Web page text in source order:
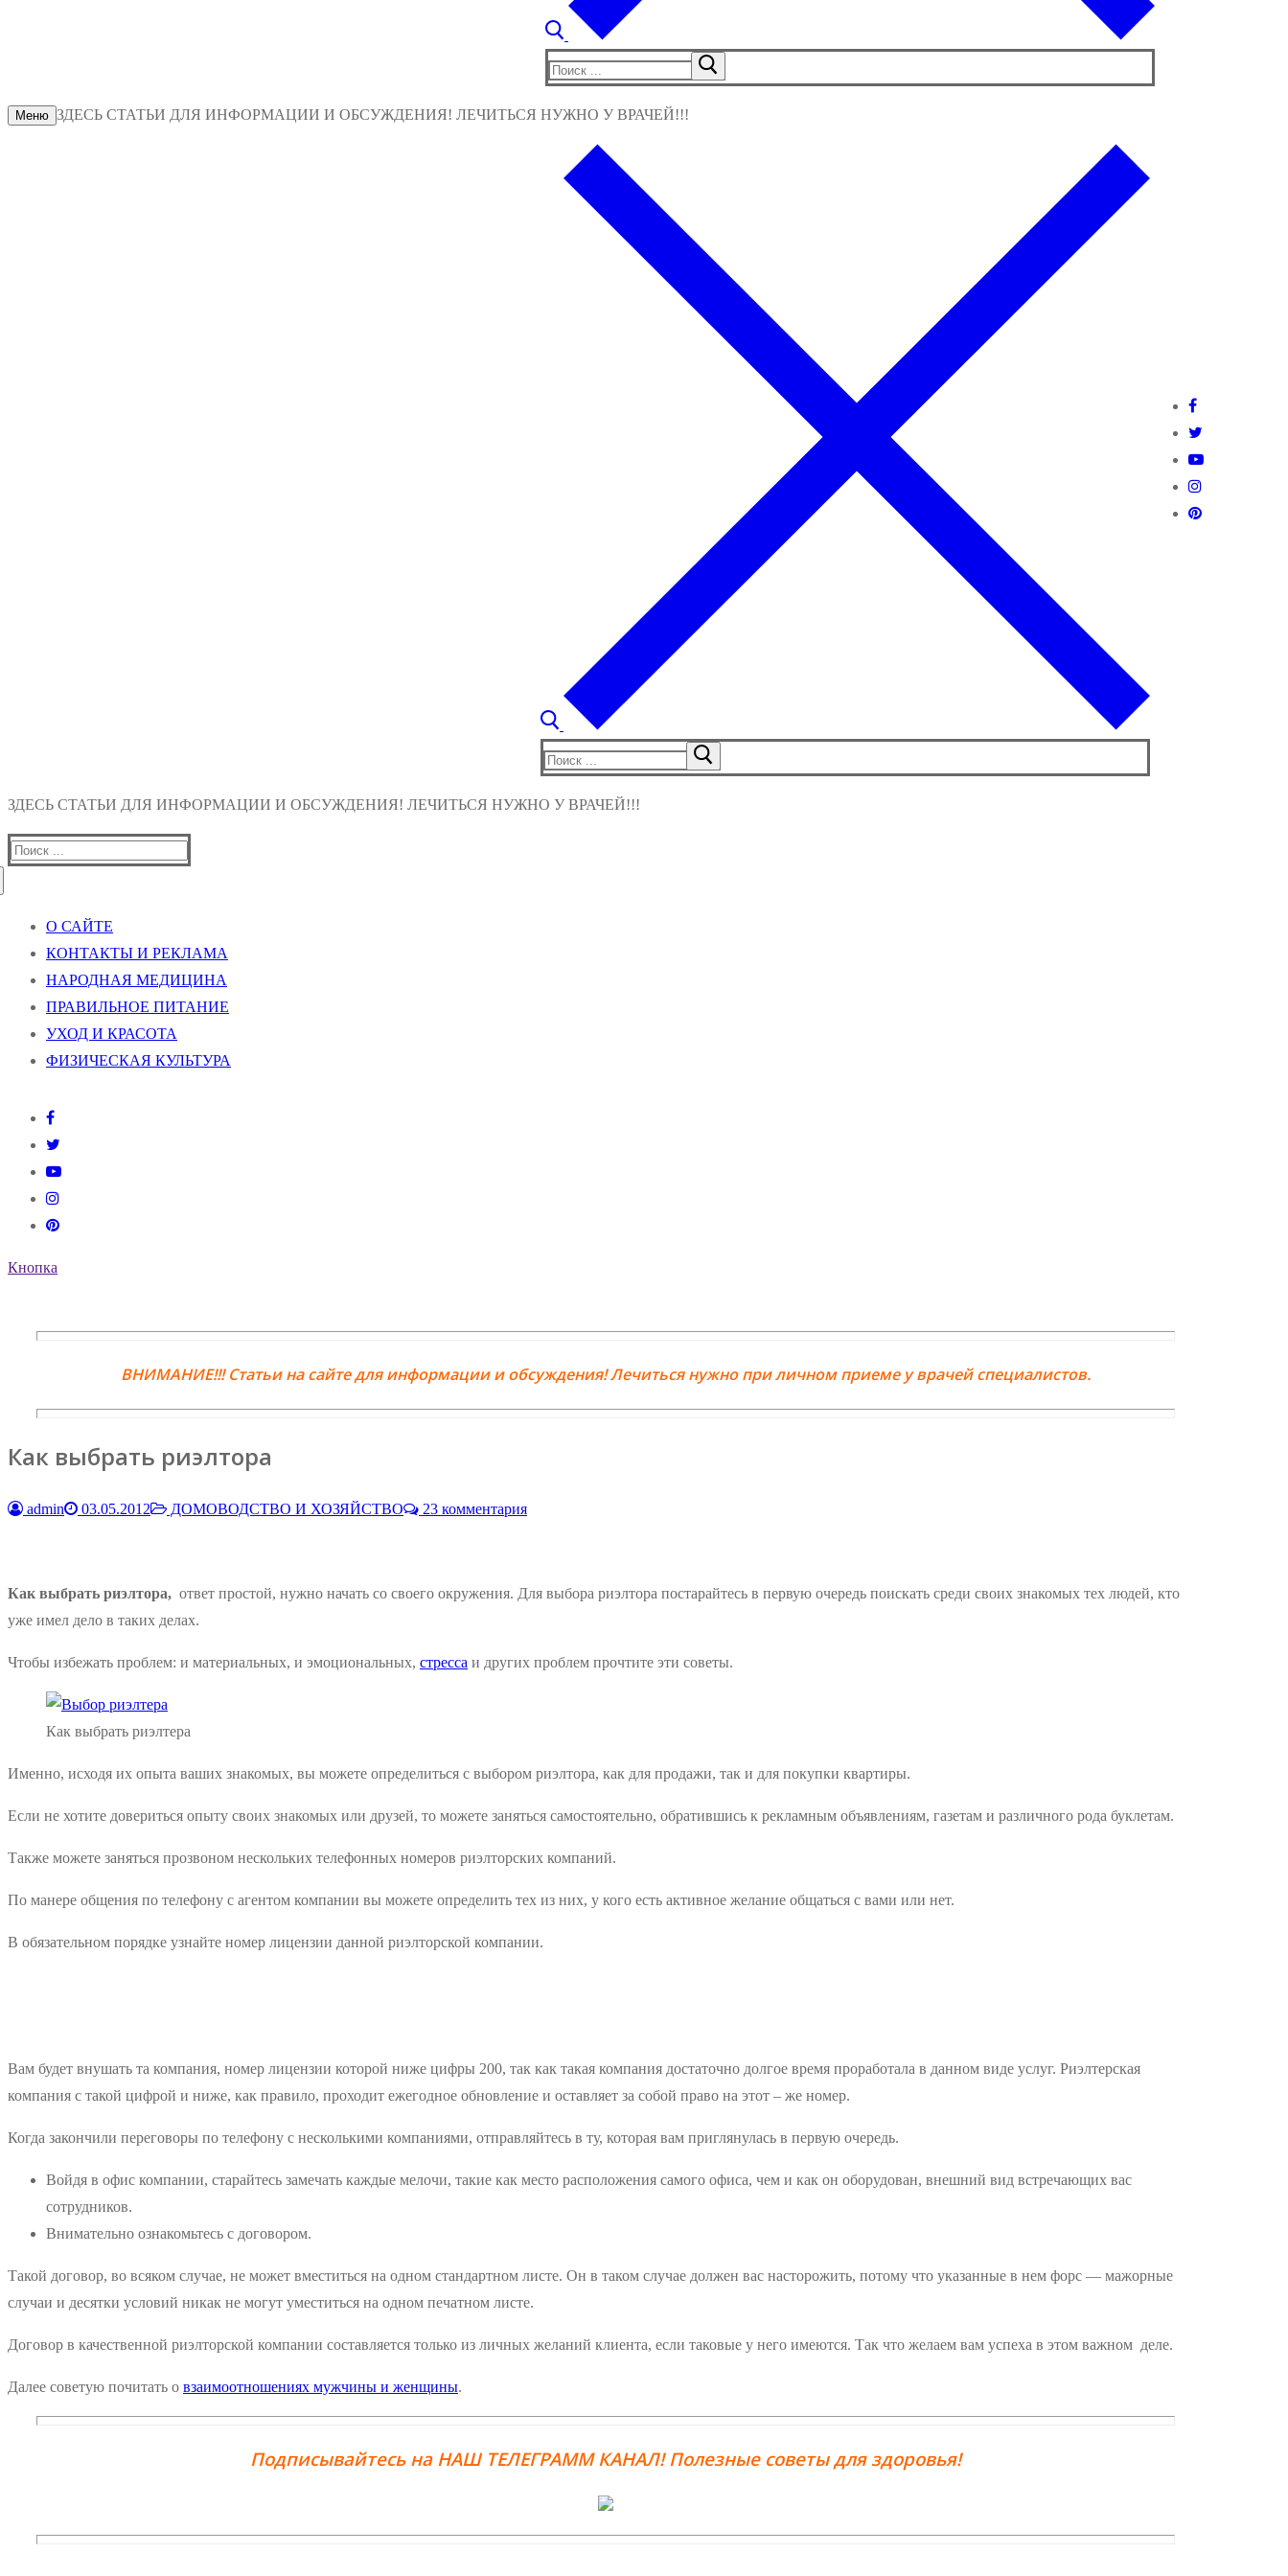
Найти:
Меню ЗДЕСЬ СТАТЬИ ДЛЯ ИНФОРМАЦИИ И ОБСУЖДЕНИЯ! ЛЕЧИТЬСЯ НУЖНО У ВРАЧЕЙ!!!
Найти:
ЗДЕСЬ СТАТЬИ ДЛЯ ИНФОРМАЦИИ И ОБСУЖДЕНИЯ! ЛЕЧИТЬСЯ НУЖНО У ВРАЧЕЙ!!!
Найти:
О САЙТЕ
КОНТАКТЫ И РЕКЛАМА
НАРОДНАЯ МЕДИЦИНА
ПРАВИЛЬНОЕ ПИТАНИЕ
УХОД И КРАСОТА
ФИЗИЧЕСКАЯ КУЛЬТУРА
Кнопка
ВНИМАНИЕ!!! Статьи на сайте для информации и обсуждения! Лечиться нужно при личном приеме у врачей специалистов.
Как выбрать риэлтора
admin 03.05.2012 ДОМОВОДСТВО И ХОЗЯЙСТВО 23 комментария
Как выбрать риэлтора, ответ простой, нужно начать со своего окружения. Для выбора риэлтора постарайтесь в первую очередь поискать среди своих знакомых тех людей, кто
уже имел дело в таких делах.
Чтобы избежать проблем: и материальных, и эмоциональных, стресса и других проблем прочтите эти советы.
Как выбрать риэлтера
Именно, исходя их опыта ваших знакомых, вы можете определиться с выбором риэлтора, как для продажи, так и для покупки квартиры.
Если не хотите довериться опыту своих знакомых или друзей, то можете заняться самостоятельно, обратившись к рекламным объявлениям, газетам и различного рода буклетам.
Также можете заняться прозвоном нескольких телефонных номеров риэлторских компаний.
По манере общения по телефону с агентом компании вы можете определить тех из них, у кого есть активное желание общаться с вами или нет.
В обязательном порядке узнайте номер лицензии данной риэлторской компании.
Вам будет внушать та компания, номер лицензии которой ниже цифры 200, так как такая компания достаточно долгое время проработала в данном виде услуг. Риэлтерская
компания с такой цифрой и ниже, как правило, проходит ежегодное обновление и оставляет за собой право на этот – же номер.
Когда закончили переговоры по телефону с несколькими компаниями, отправляйтесь в ту, которая вам приглянулась в первую очередь.
Войдя в офис компании, старайтесь замечать каждые мелочи, такие как место расположения самого офиса, чем и как он оборудован, внешний вид встречающих вас
сотрудников.
Внимательно ознакомьтесь с договором.
Такой договор, во всяком случае, не может вместиться на одном стандартном листе. Он в таком случае должен вас насторожить, потому что указанные в нем форс — мажорные
случаи и десятки условий никак не могут уместиться на одном печатном листе.
Договор в качественной риэлторской компании составляется только из личных желаний клиента, если таковые у него имеются. Так что желаем вам успеха в этом важном деле.
Далее советую почитать о взаимоотношениях мужчины и женщины.
Подписывайтесь на НАШ ТЕЛЕГРАММ КАНАЛ! Полезные советы для здоровья!